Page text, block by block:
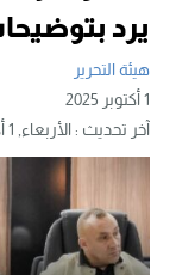
يرد
هيئة التحرير
1 أكتوبر 2025
آخر تحديث :الأربعاء, 1 أكتوبر, 2025 - 8:39 مساءً